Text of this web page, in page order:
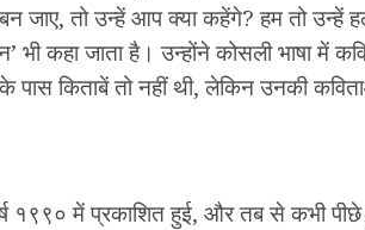
बन जाए, तो उन्हें आप क्या कहेंगे? हम तो
भी कहा जाता है। उन्होंने कोसली भाषा में
पास किताबें तो नहीं थी, लेकिन उनकी
१९९० में प्रकाशित हुई, और तब से कभी